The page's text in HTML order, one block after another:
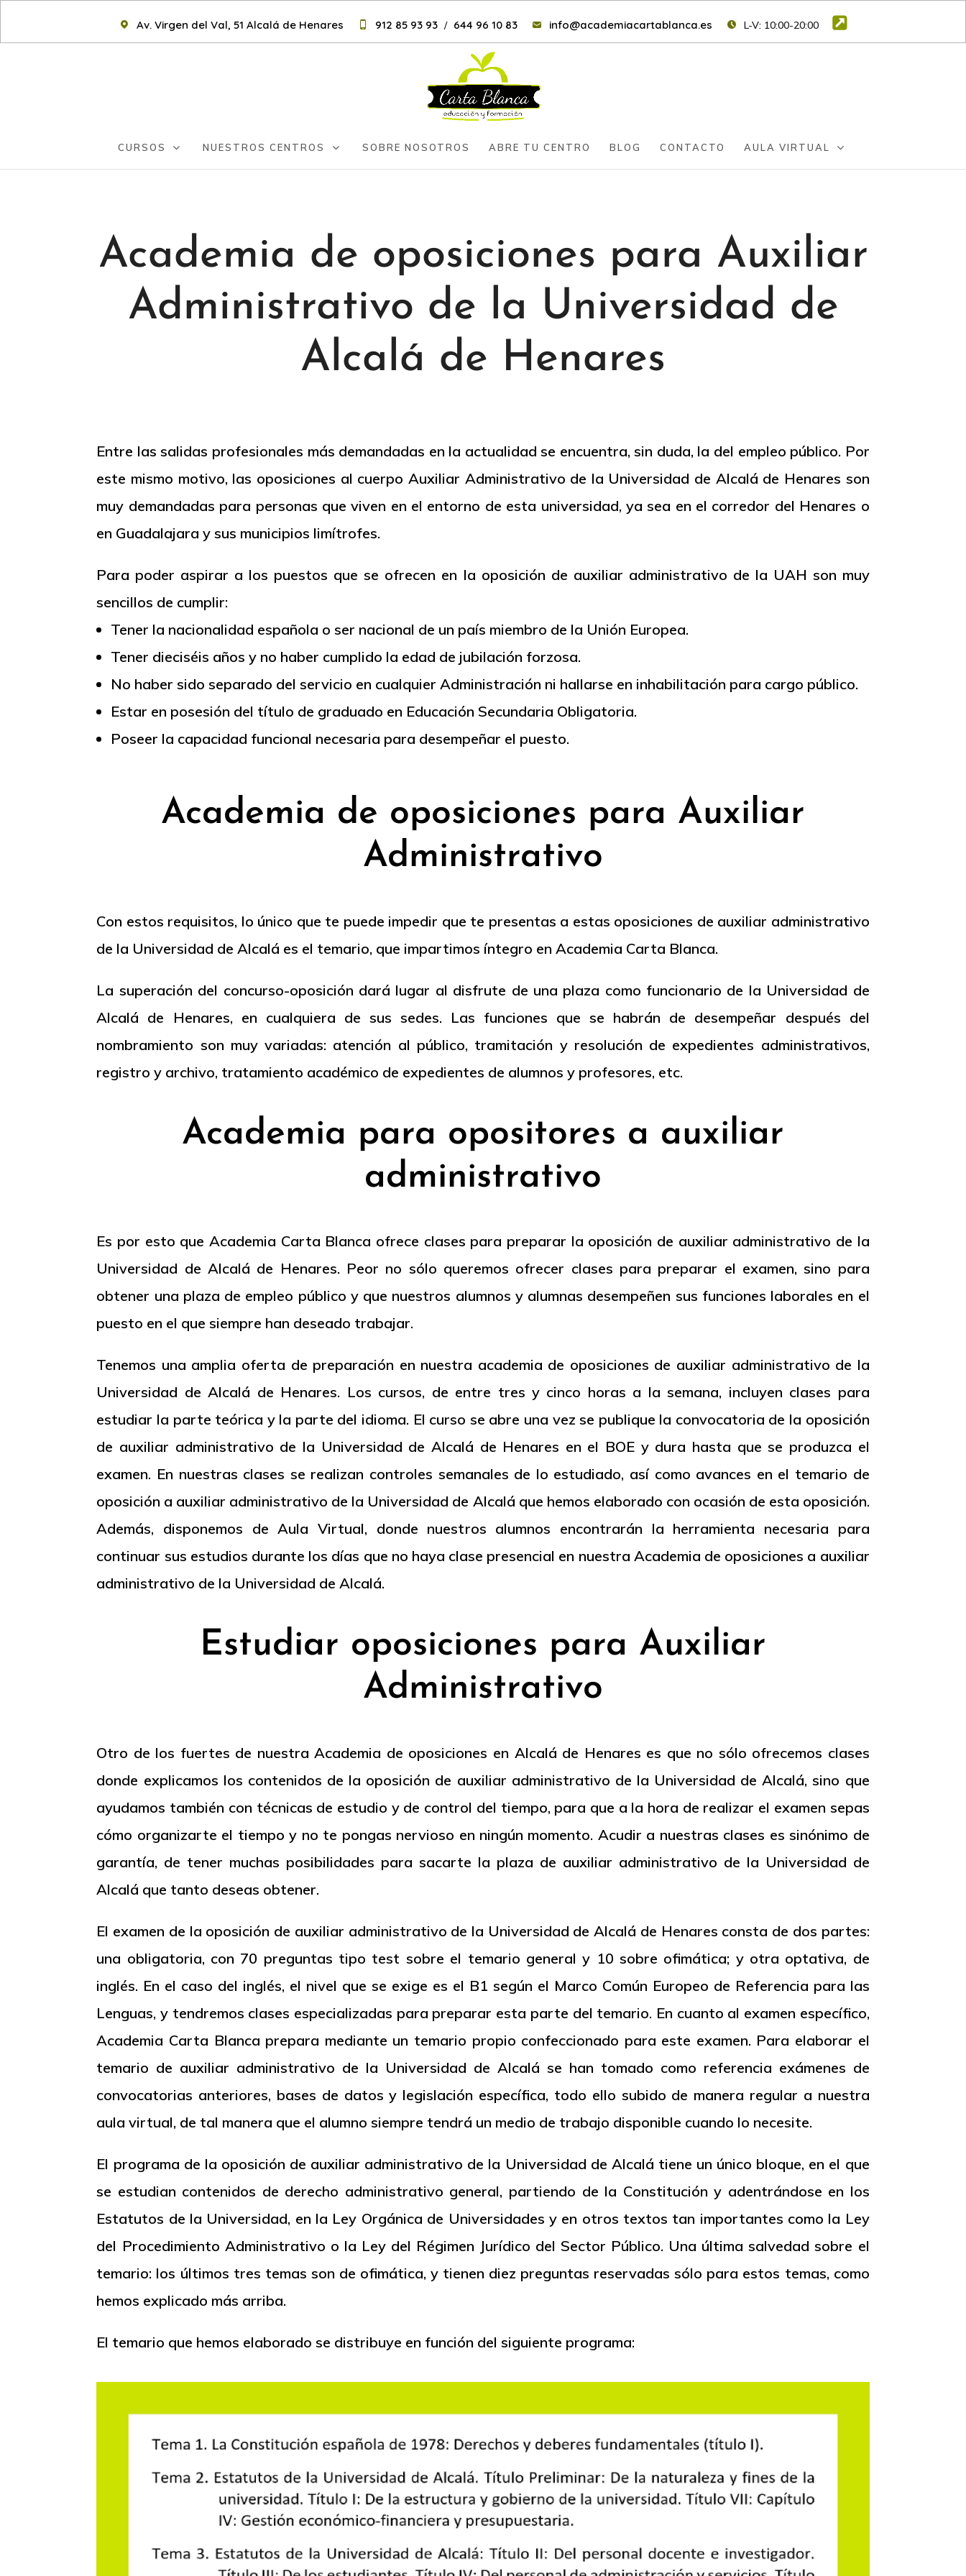
Av. Virgen del Val, 51 Alcalá de Henares 912 85 93 93 / 644 96 10 83 info@academiacartablanca.es L-V: 10:00-20:00
CURSOS NUESTROS CENTROS SOBRE NOSOTROS ABRE TU CENTRO BLOG CONTACTO AULA VIRTUAL
Academia de oposiciones para Auxiliar
Administrativo de la Universidad de
Alcalá de Henares
Entre las salidas profesionales más demandadas en la actualidad se encuentra, sin duda, la del empleo público. Por
este mismo motivo, las oposiciones al cuerpo Auxiliar Administrativo de la Universidad de Alcalá de Henares son
muy demandadas para personas que viven en el entorno de esta universidad, ya sea en el corredor del Henares o
en Guadalajara y sus municipios limítrofes.
Para poder aspirar a los puestos que se ofrecen en la oposición de auxiliar administrativo de la UAH son muy
sencillos de cumplir:
Tener la nacionalidad española o ser nacional de un país miembro de la Unión Europea.
Tener dieciséis años y no haber cumplido la edad de jubilación forzosa.
No haber sido separado del servicio en cualquier Administración ni hallarse en inhabilitación para cargo público.
Estar en posesión del título de graduado en Educación Secundaria Obligatoria.
Poseer la capacidad funcional necesaria para desempeñar el puesto.
Academia de oposiciones para Auxiliar
Administrativo
Con estos requisitos, lo único que te puede impedir que te presentas a estas oposiciones de auxiliar administrativo
de la Universidad de Alcalá es el temario, que impartimos íntegro en Academia Carta Blanca.
La superación del concurso-oposición dará lugar al disfrute de una plaza como funcionario de la Universidad de
Alcalá de Henares, en cualquiera de sus sedes. Las funciones que se habrán de desempeñar después del
nombramiento son muy variadas: atención al público, tramitación y resolución de expedientes administrativos,
registro y archivo, tratamiento académico de expedientes de alumnos y profesores, etc.
Academia para opositores a auxiliar
administrativo
Es por esto que Academia Carta Blanca ofrece clases para preparar la oposición de auxiliar administrativo de la
Universidad de Alcalá de Henares. Peor no sólo queremos ofrecer clases para preparar el examen, sino para
obtener una plaza de empleo público y que nuestros alumnos y alumnas desempeñen sus funciones laborales en el
puesto en el que siempre han deseado trabajar.
Tenemos una amplia oferta de preparación en nuestra academia de oposiciones de auxiliar administrativo de la
Universidad de Alcalá de Henares. Los cursos, de entre tres y cinco horas a la semana, incluyen clases para
estudiar la parte teórica y la parte del idioma. El curso se abre una vez se publique la convocatoria de la oposición
de auxiliar administrativo de la Universidad de Alcalá de Henares en el BOE y dura hasta que se produzca el
examen. En nuestras clases se realizan controles semanales de lo estudiado, así como avances en el temario de
oposición a auxiliar administrativo de la Universidad de Alcalá que hemos elaborado con ocasión de esta oposición.
Además, disponemos de Aula Virtual, donde nuestros alumnos encontrarán la herramienta necesaria para
continuar sus estudios durante los días que no haya clase presencial en nuestra Academia de oposiciones a auxiliar
administrativo de la Universidad de Alcalá.
Estudiar oposiciones para Auxiliar
Administrativo
Otro de los fuertes de nuestra Academia de oposiciones en Alcalá de Henares es que no sólo ofrecemos clases
donde explicamos los contenidos de la oposición de auxiliar administrativo de la Universidad de Alcalá, sino que
ayudamos también con técnicas de estudio y de control del tiempo, para que a la hora de realizar el examen sepas
cómo organizarte el tiempo y no te pongas nervioso en ningún momento. Acudir a nuestras clases es sinónimo de
garantía, de tener muchas posibilidades para sacarte la plaza de auxiliar administrativo de la Universidad de
Alcalá que tanto deseas obtener.
El examen de la oposición de auxiliar administrativo de la Universidad de Alcalá de Henares consta de dos partes:
una obligatoria, con 70 preguntas tipo test sobre el temario general y 10 sobre ofimática; y otra optativa, de
inglés. En el caso del inglés, el nivel que se exige es el B1 según el Marco Común Europeo de Referencia para las
Lenguas, y tendremos clases especializadas para preparar esta parte del temario. En cuanto al examen específico,
Academia Carta Blanca prepara mediante un temario propio confeccionado para este examen. Para elaborar el
temario de auxiliar administrativo de la Universidad de Alcalá se han tomado como referencia exámenes de
convocatorias anteriores, bases de datos y legislación específica, todo ello subido de manera regular a nuestra
aula virtual, de tal manera que el alumno siempre tendrá un medio de trabajo disponible cuando lo necesite.
El programa de la oposición de auxiliar administrativo de la Universidad de Alcalá tiene un único bloque, en el que
se estudian contenidos de derecho administrativo general, partiendo de la Constitución y adentrándose en los
Estatutos de la Universidad, en la Ley Orgánica de Universidades y en otros textos tan importantes como la Ley
del Procedimiento Administrativo o la Ley del Régimen Jurídico del Sector Público. Una última salvedad sobre el
temario: los últimos tres temas son de ofimática, y tienen diez preguntas reservadas sólo para estos temas, como
hemos explicado más arriba.
El temario que hemos elaborado se distribuye en función del siguiente programa: